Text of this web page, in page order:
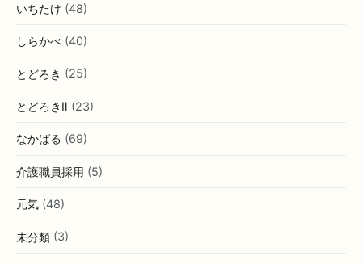
いちたけ (48)
しらかべ (40)
とどろき (25)
とどろきⅡ (23)
なかばる (69)
介護職員採用 (5)
元気 (48)
未分類 (3)